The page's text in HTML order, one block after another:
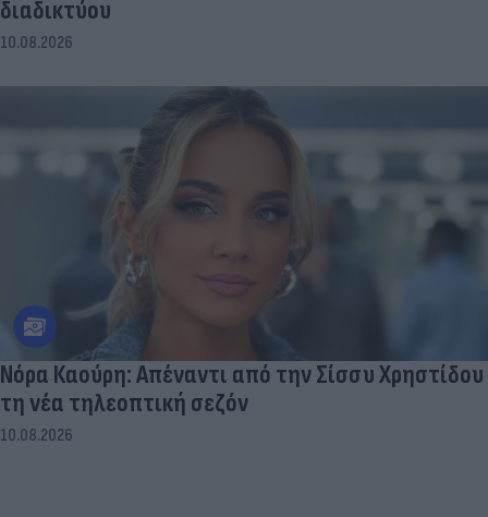
διαδικτύου
10.08.2026
Νόρα Καούρη: Απέναντι από την Σίσσυ Χρηστίδου
τη νέα τηλεοπτική σεζόν
10.08.2026